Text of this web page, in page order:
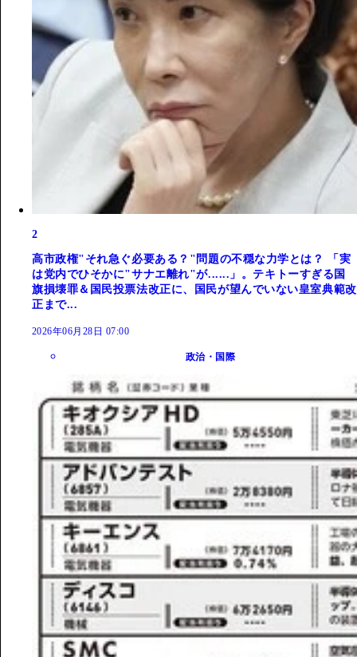
2
高市政権"それ急ぐ必要ある？"問題の不穏な力学とは？ 「実
は党内でひそかに"サナエ離れ"が......」。テキトーすぎる国
旗損壊罪＆国民投票法改正に、国民が望んでいない皇室典範改
正まで...
2026年06月28日 07:00
政治・国際